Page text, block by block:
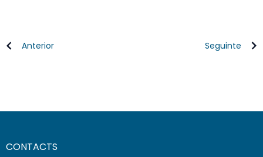
Anterior Seguinte
CONTACTS